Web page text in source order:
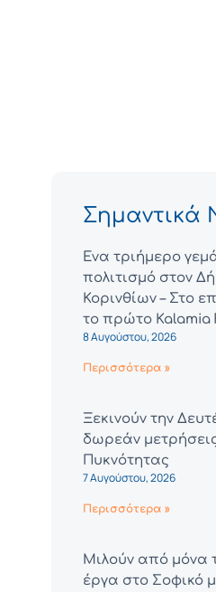
Σημαντικά
Ένα τριήμερο
πολιτισμό στον
Κορινθίων – Στο
το πρώτο Kalamia
8 Αυγούστου, 2026
Περισσότερα »
Ξεκινούν την
δωρεάν
Πυκνότητας
7 Αυγούστου, 2026
Περισσότερα »
Μιλούν από μόνα
έργα στο Σοφικό